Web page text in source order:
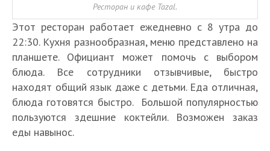
Ресторан и кафе Tazal.
Этот ресторан работает ежедневно с 8 утра до
22:30. Кухня разнообразная, меню представлено на
планшете. Официант может помочь с выбором
блюда. Все сотрудники отзывчивые, быстро
находят общий язык даже с детьми. Еда отличная,
блюда готовятся быстро. Большой популярностью
пользуются здешние коктейли. Возможен заказ
еды навынос.